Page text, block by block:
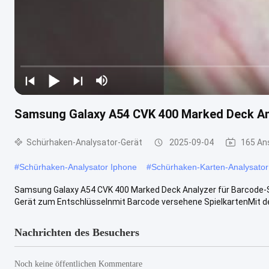
Samsung Galaxy A54 CVK 400 Marked Deck
Schürhaken-Analysator-Gerät 2025-09-04 165
#Schürhaken-Analysator Iphone #Schürhaken-Karten-Analysator
Samsung Galaxy A54 CVK 400 Marked Deck Analyzer für
Gerät zum Entschlüsselnmit Barcode versehene SpielkartenMit
Nachrichten des Besuchers
Noch keine öffentlichen Kommentare